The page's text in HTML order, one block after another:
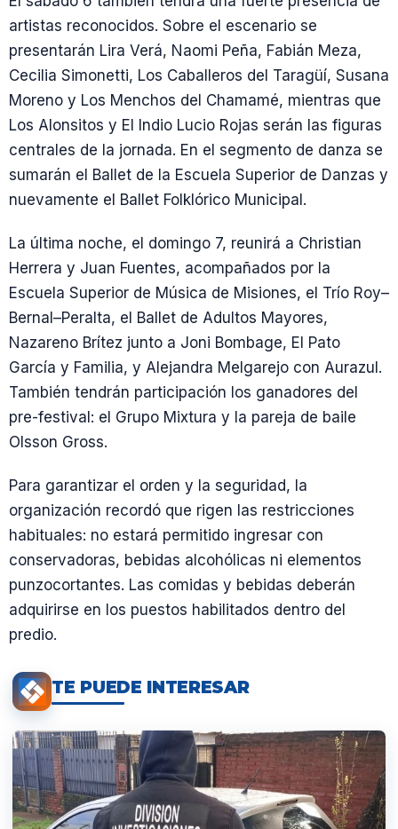
artistas reconocidos. Sobre el escenario se
presentarán Lira Verá, Naomi Peña, Fabián Meza,
Cecilia Simonetti, Los Caballeros del Taragüí, Susana
Moreno y Los Menchos del Chamamé, mientras que
Los Alonsitos y El Indio Lucio Rojas serán las figuras
centrales de la jornada. En el segmento de danza se
sumarán el Ballet de la Escuela Superior de Danzas y
nuevamente el Ballet Folklórico Municipal.
La última noche, el domingo 7, reunirá a Christian
Herrera y Juan Fuentes, acompañados por la
Escuela Superior de Música de Misiones, el Trío Roy–
Bernal–Peralta, el Ballet de Adultos Mayores,
Nazareno Brítez junto a Joni Bombage, El Pato
García y Familia, y Alejandra Melgarejo con Aurazul.
También tendrán participación los ganadores del
pre-festival: el Grupo Mixtura y la pareja de baile
Olsson Gross.
Para garantizar el orden y la seguridad, la
organización recordó que rigen las restricciones
habituales: no estará permitido ingresar con
conservadoras, bebidas alcohólicas ni elementos
punzocortantes. Las comidas y bebidas deberán
adquirirse en los puestos habilitados dentro del
predio.
TE PUEDE INTERESAR